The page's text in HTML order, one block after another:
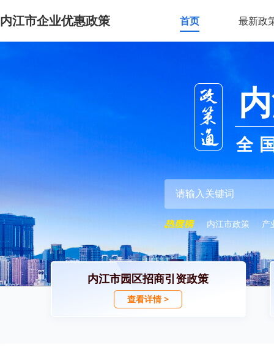
内江市企业优惠政策 首页 最新政
全
内江市政策 产
内江市园区招商引资政策
查看详情 >